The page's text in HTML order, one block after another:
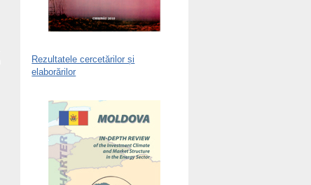
Rezultatele cercetărilor și
elaborărilor